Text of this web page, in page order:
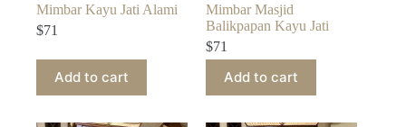
Mimbar Kayu Jati Alami
$71
Add to cart
Mimbar Masjid
Balikpapan Kayu Jati
$71
Add to cart